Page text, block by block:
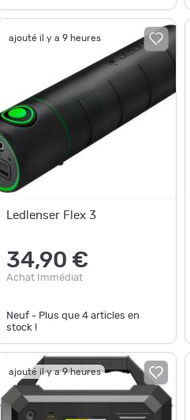
ajouté il y a 9 heures
Ledlenser Flex 3
34,90 €
Achat Immédiat
Neuf - Plus que 4articles en
stock !
ajouté il y a 9 heures